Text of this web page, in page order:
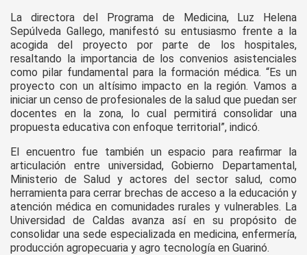
La directora del Programa de Medicina, Luz Helena
Sepúlveda Gallego, manifestó su entusiasmo frente a la
acogida del proyecto por parte de los hospitales,
resaltando la importancia de los convenios asistenciales
como pilar fundamental para la formación médica. “Es un
proyecto con un altísimo impacto en la región. Vamos a
iniciar un censo de profesionales de la salud que puedan ser
docentes en la zona, lo cual permitirá consolidar una
propuesta educativa con enfoque territorial”, indicó.
El encuentro fue también un espacio para reafirmar la
articulación entre universidad, Gobierno Departamental,
Ministerio de Salud y actores del sector salud, como
herramienta para cerrar brechas de acceso a la educación y
atención médica en comunidades rurales y vulnerables. La
Universidad de Caldas avanza así en su propósito de
consolidar una sede especializada en medicina, enfermería,
producción agropecuaria y agro tecnología en Guarinó.